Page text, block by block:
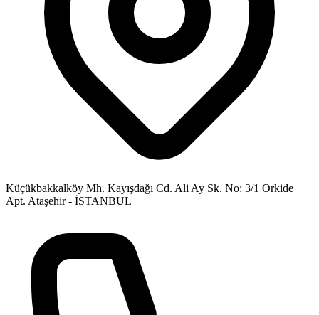
Küçükbakkalköy Mh. Kayışdağı Cd. Ali Ay Sk. No: 3/1 Orkide
Apt. Ataşehir - İSTANBUL